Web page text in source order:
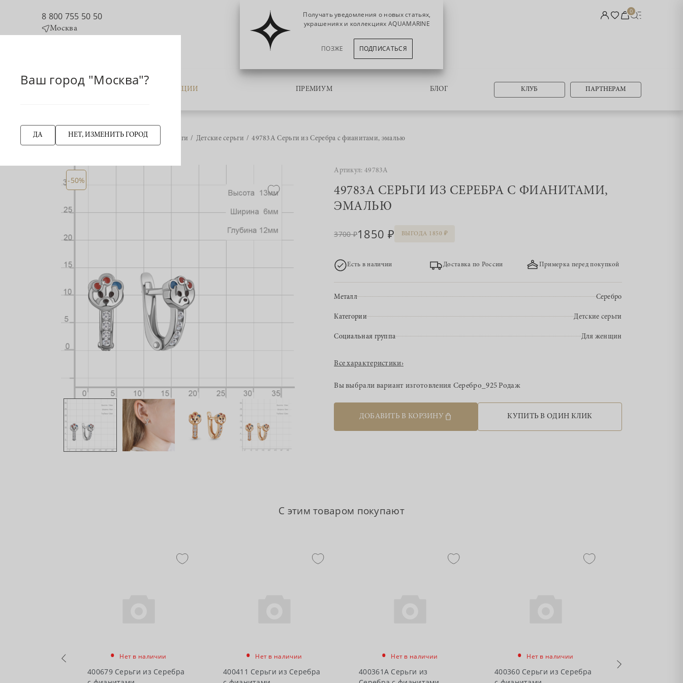
8 800 755 50 50
Москва
0
КАТАЛОГ АКЦИИ ПРЕМИУМ БЛОГ КЛУБ ПАРТНЕРАМ
НАЗАД Главная страница Серьги Детские серьги 49783А Серьги из Серебра с фианитами, эмалью
-50%
Артикул: 49783А
49783А СЕРЬГИ ИЗ СЕРЕБРА С ФИАНИТАМИ,
ЭМАЛЬЮ
3700 1850 ВЫГОДА 1850
Есть в наличии Доставка по России Примерка перед покупкой
Металл Серебро
Категории Детские серьги
Социальная группа Для женщин
Все характеристики›
Вы выбрали вариант изготовления Серебро_925 Родаж
ДОБАВИТЬ В КОРЗИНУ КУПИТЬ В ОДИН КЛИК
С этим товаром покупают
• Нет в наличии
400679 Серьги из Серебра
• Нет в наличии
400411 Серьги из Серебра
• Нет в наличии
400361А Серьги из
• Нет в наличии
400360 Серьги из Серебра
Ваш город "Москва"?
ДА НЕТ, ИЗМЕНИТЬ ГОРОД
Получать уведомления о новых статьях,
украшениях и коллекциях AQUAMARINE
ПОЗЖЕ ПОДПИСАТЬСЯ